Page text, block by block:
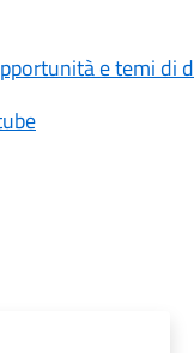
e temi di